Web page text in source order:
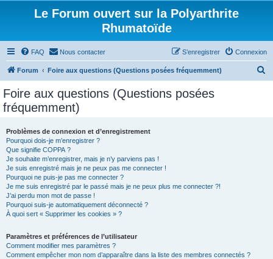
Le Forum ouvert sur la Polyarthrite
Rhumatoïde
FAQ Nous contacter Connexion
S’enregistrer
Forum Foire aux questions (Questions posées fréquemment)
Foire aux questions (Questions posées
fréquemment)
Problèmes de connexion et d’enregistrement
Pourquoi dois-je m’enregistrer ?
Que signifie COPPA ?
Je souhaite m’enregistrer, mais je n’y parviens pas !
Je suis enregistré mais je ne peux pas me connecter !
Pourquoi ne puis-je pas me connecter ?
Je me suis enregistré par le passé mais je ne peux plus me connecter ?!
J’ai perdu mon mot de passe !
Pourquoi suis-je automatiquement déconnecté ?
À quoi sert « Supprimer les cookies » ?
Paramètres et préférences de l’utilisateur
Comment modifier mes paramètres ?
Comment empêcher mon nom d’apparaître dans la liste des membres connectés ?